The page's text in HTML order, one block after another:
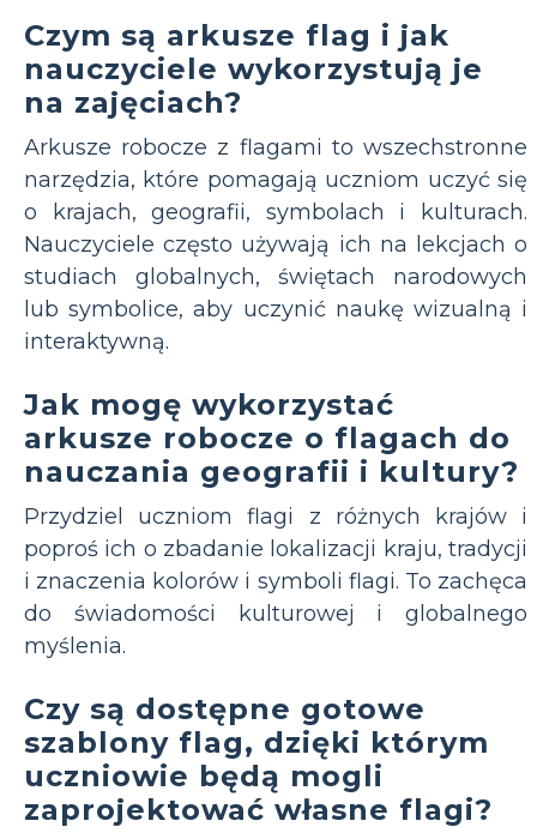
Czym są arkusze flag i jak
nauczyciele wykorzystują je
na zajęciach?
Arkusze robocze z flagami to wszechstronne
narzędzia, które pomagają uczniom uczyć się
o krajach, geografii, symbolach i kulturach.
Nauczyciele często używają ich na lekcjach o
studiach globalnych, świętach narodowych
lub symbolice, aby uczynić naukę wizualną i
interaktywną.
Jak mogę wykorzystać
arkusze robocze o flagach do
nauczania geografii i kultury?
Przydziel uczniom flagi z różnych krajów i
poproś ich o zbadanie lokalizacji kraju, tradycji
i znaczenia kolorów i symboli flagi. To zachęca
do świadomości kulturowej i globalnego
myślenia.
Czy są dostępne gotowe
szablony flag, dzięki którym
uczniowie będą mogli
zaprojektować własne flagi?